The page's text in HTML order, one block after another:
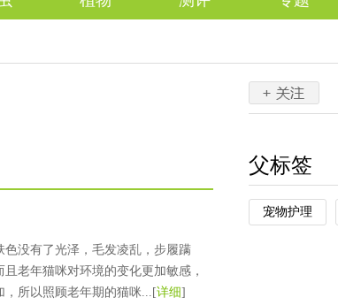
没有了光泽，毛发凌乱，步履蹒
老年猫咪对环境的变化更加敏感，
，所以照顾老年期的猫咪...[详细]
父标签
宠物护理